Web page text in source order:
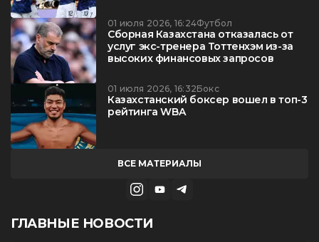
01 июля 2026, 16:24Футбол
Сборная Казахстана отказалась от
услуг экс-тренера Тоттенхэм из-за
высоких финансовых запросов
01 июля 2026, 16:32Бокс
Казахстанский боксер вошел в топ-3
рейтинга WBA
ВСЕ МАТЕРИАЛЫ
ГЛАВНЫЕ НОВОСТИ